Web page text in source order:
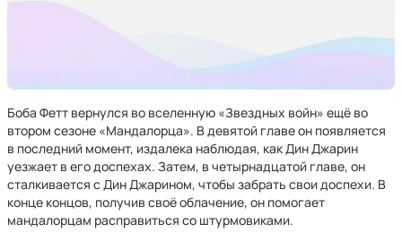
Боба Фетт вернулся во вселенную «Звездных войн» ещё во
втором сезоне «Мандалорца». В девятой главе он появляется
в последний момент, издалека наблюдая, как Дин Джарин
уезжает в его доспехах. Затем, в четырнадцатой главе, он
сталкивается с Дин Джарином, чтобы забрать свои доспехи. В
конце концов, получив своё облачение, он помогает
мандалорцам расправиться со штурмовиками.